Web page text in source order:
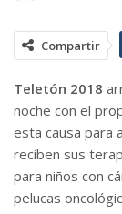
Compartir
Teletón 2018
noche con el
esta causa para
reciben sus
para niños con
pelucas